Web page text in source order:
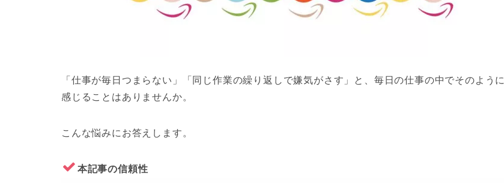
「仕事が毎日つまらない」「同じ作業の繰り返しで嫌気がさす」と、毎日の仕事の中でそのように
感じることはありませんか。
こんな悩みにお答えします。
本記事の信頼性